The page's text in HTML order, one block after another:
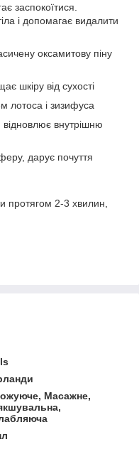
заспокоїтися.
і допомагає видалити
оксамитову піну
шкіру від сухості
лотоса і зизифуса
внутрішню
дарує почуття
протягом 2-3 хвилин,
Масажне,